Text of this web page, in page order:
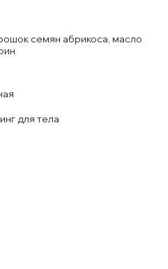
семян абрикоса, масло
для тела